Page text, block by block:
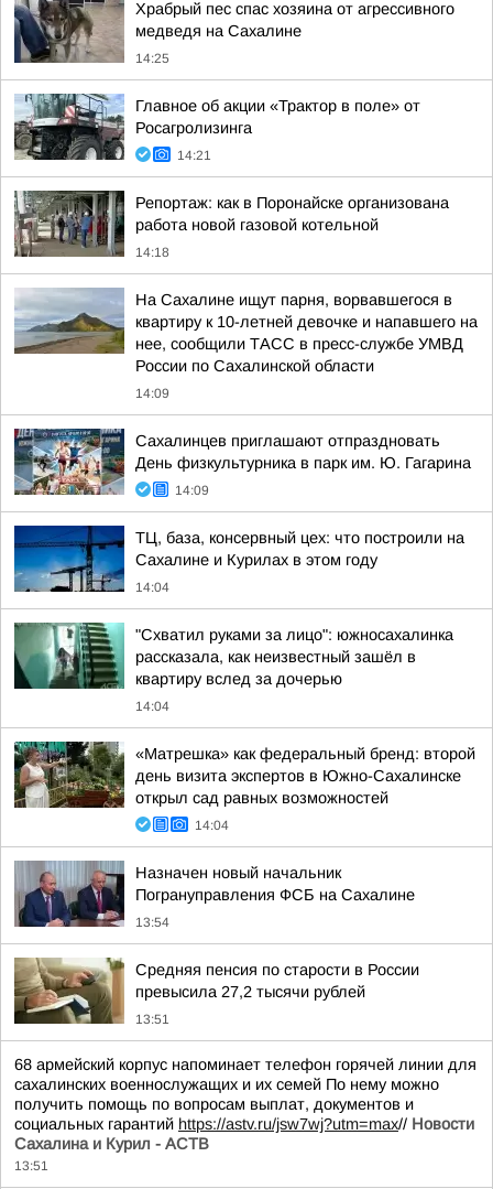
Храбрый пес спас хозяина от агрессивного
медведя на Сахалине
14:25
Главное об акции «Трактор в поле» от
Росагролизинга
14:21
Репортаж: как в Поронайске организована
работа новой газовой котельной
14:18
На Сахалине ищут парня, ворвавшегося в
квартиру к 10-летней девочке и напавшего на
нее, сообщили ТАСС в пресс-службе УМВД
России по Сахалинской области
14:09
Сахалинцев приглашают отпраздновать
День физкультурника в парк им. Ю. Гагарина
14:09
ТЦ, база, консервный цех: что построили на
Сахалине и Курилах в этом году
14:04
"Схватил руками за лицо": южносахалинка
рассказала, как неизвестный зашёл в
квартиру вслед за дочерью
14:04
«Матрешка» как федеральный бренд: второй
день визита экспертов в Южно-Сахалинске
открыл сад равных возможностей
14:04
Назначен новый начальник
Погрануправления ФСБ на Сахалине
13:54
Средняя пенсия по старости в России
превысила 27,2 тысячи рублей
13:51
68 армейский корпус напоминает телефон горячей линии для
сахалинских военнослужащих и их семей По нему можно
получить помощь по вопросам выплат, документов и
социальных гарантий https://astv.ru/jsw7wj?utm=max// Новости
Сахалина и Курил - АСТВ
13:51